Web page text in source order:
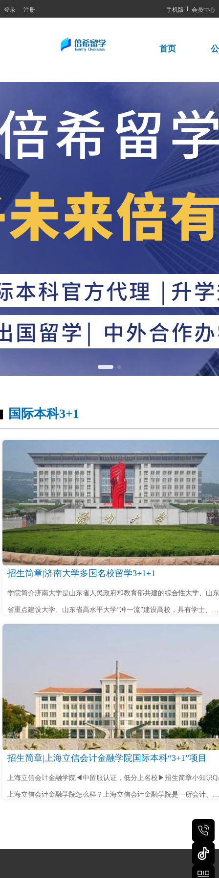
登录 注册 手机版 会员中心
首页
国际本科3+1
招生简章|济南大学多国名校留学3+1+1
学院简介济南大学是山东省人民政府和教育部共建的综合性大学、山东
省重点建设大学、山东省高水平大学“冲一流”建设高校，具有学士、硕
士、博士学位授予权。学校始建于1948年，建校70多年来，学校铭
招生简章|上海立信会计金融学院国际本科“3+1”项目
上海立信会计金融学院◀中留服认证，低分上名校▶招生简章小知识
上海立信会计金融学院怎么样？上海立信会计金融学院是一所会计、金